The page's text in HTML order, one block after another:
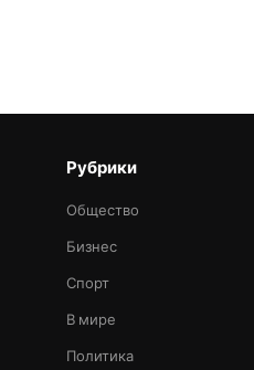
Рубрики
Общество
Бизнес
Спорт
В мире
Политика